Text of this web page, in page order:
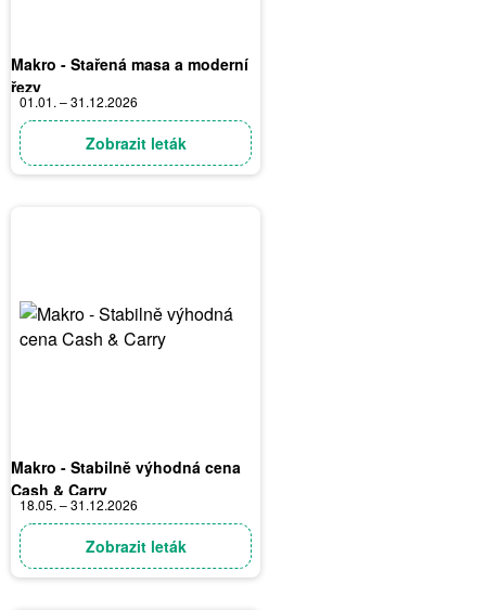
Makro - Stařená masa a moderní
řezy
01.01. – 31.12.2026
Zobrazit leták
Makro - Stabilně výhodná cena
Cash & Carry
18.05. – 31.12.2026
Zobrazit leták